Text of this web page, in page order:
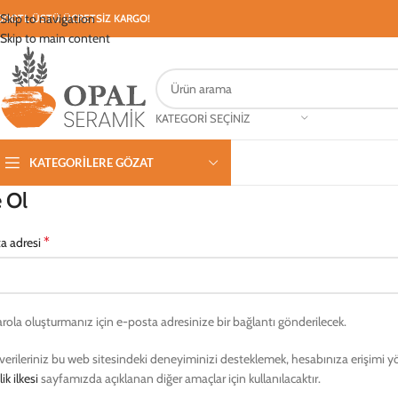
Skip to navigation
Skip to main content
ÜSTÜ ÜCRETSİZ KARGO!
KATEGORI SEÇINIZ
KATEGORILERE GÖZAT
Ol
adresi*
oluşturmanız için e-posta adresinize bir bağlantı gönderilecek.
bu web sitesindeki deneyiminizi desteklemek, hesabınıza erişimi
ilkesi sayfamızda açıklanan diğer amaçlar için kullanılacaktır.